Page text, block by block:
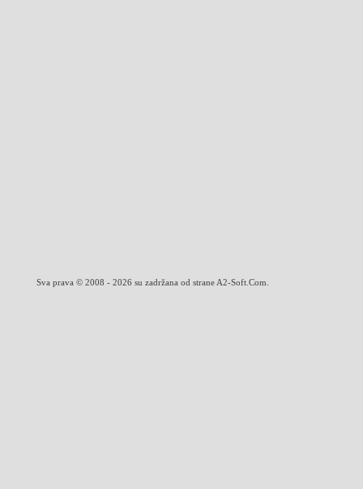
Sva prava © 2008 - 2026 su zadržana od strane A2-Soft.Com.